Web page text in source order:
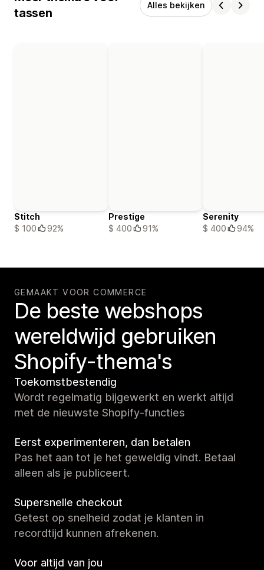
tassen
Alles bekijken
Stitch
$ 100
92%
Prestige
$ 400
91%
Serenity
$ 400
94%
GEMAAKT VOOR COMMERCE
De beste webshops
wereldwijd gebruiken
Shopify-thema's
Toekomstbestendig
Wordt regelmatig bijgewerkt en werkt altijd
met de nieuwste Shopify-functies
Eerst experimenteren, dan betalen
Pas het aan tot je het geweldig vindt. Betaal
alleen als je publiceert.
Supersnelle checkout
Getest op snelheid zodat je klanten in
recordtijd kunnen afrekenen.
Voor altijd van jou